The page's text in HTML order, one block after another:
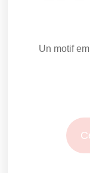
Un motif